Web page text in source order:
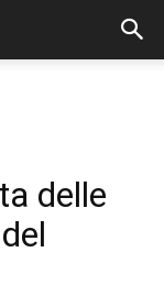
delle